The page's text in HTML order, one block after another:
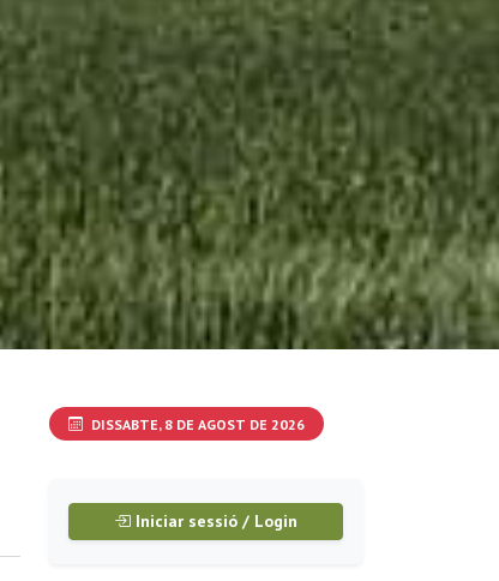
DISSABTE, 8 DE AGOST DE 2026
Iniciar sessió / Login